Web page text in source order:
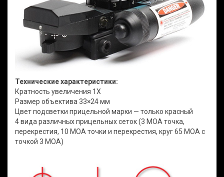
Технические характеристики:
Кратность увеличения 1Х
Размер объектива 33×24 мм
Цвет подсветки прицельной марки — только красный
4 вида различных прицельных сеток (3 МОА точка,
перекрестия, 10 МОА точки и перекрестия, круг 65 МОА с
точкой 3 МОА)